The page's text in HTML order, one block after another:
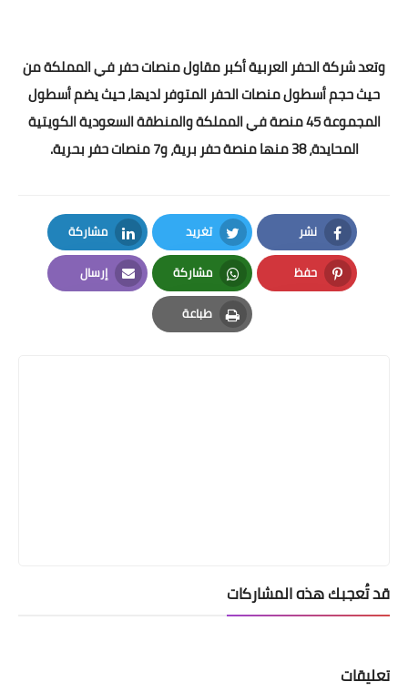
وتعد شركة الحفر العربية أكبر مقاول منصات حفر في المملكة من
حيث حجم أسطول منصات الحفر المتوفر لديها، حيث يضم أسطول
المجموعة 45 منصة في المملكة والمنطقة السعودية الكويتية
المحايدة، 38 منها منصة حفر برية، و7 منصات حفر بحرية.
نشر
Facebook
تغريد
Twitter
مشاركة
LinkedIn
حفظ
Pinterest
مشاركة
Whatsapp
إرسال
Email
طباعة
Print
قد تُعجبك هذه المشاركات
تعليقات